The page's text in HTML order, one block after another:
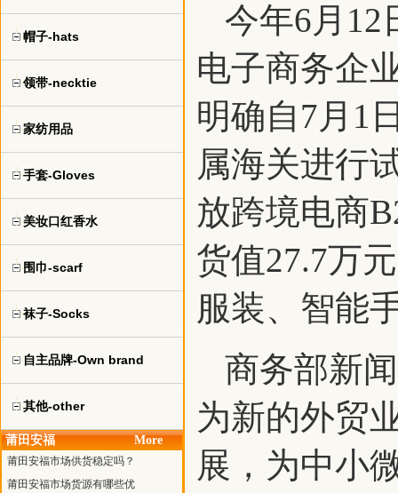
帽子-hats
领带-necktie
家纺用品
手套-Gloves
美妆口红香水
围巾-scarf
袜子-Socks
自主品牌-Own brand
其他-other
莆田安福 More
莆田安福市场供货稳定吗？
莆田安福市场货源有哪些优
今年6月12
电子商务企
明确自7月1
属海关进行
放跨境电商
货值27.7万
服装、智能
商务部新
为新的外贸
展，为中小